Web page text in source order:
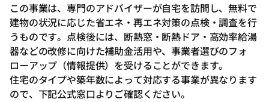
この事業は、専門のアドバイザーが自宅を訪問し、無料で
建物の状況に応じた省エネ・再エネ対策の点検・調査を行
うものです。点検後には、断熱窓・断熱ドア・高効率給湯
器などの改修に向けた補助金活用や、事業者選びのフォ
ローアップ（情報提供）を受けることができます。
住宅のタイプや築年数によって対応する事業が異なります
ので、下記公式窓口よりご確認ください。